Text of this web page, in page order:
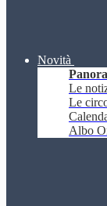
Novità
Le
Le
Albo